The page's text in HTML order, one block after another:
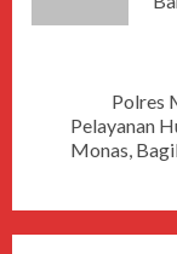
Polres
Pelayanan
Monas,